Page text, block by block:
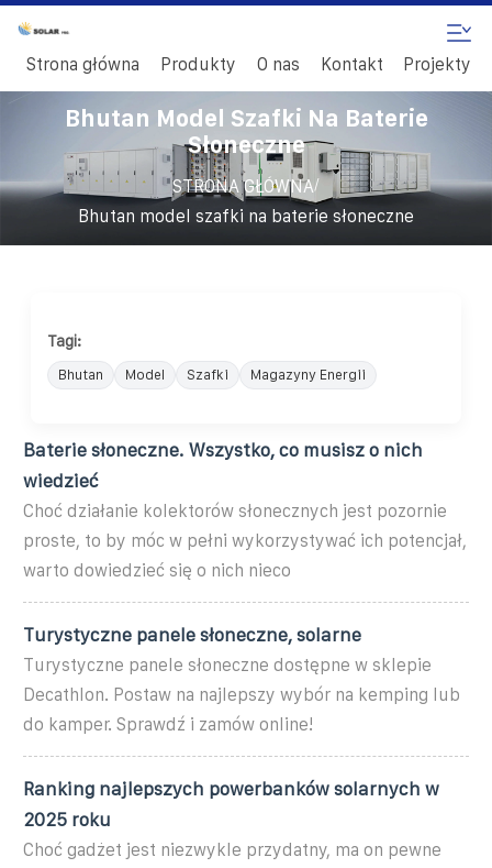
Strona główna Produkty O nas Kontakt Projekty
Bhutan Model Szafki Na Baterie
Słoneczne
STRONA GŁÓWNA/
Bhutan model szafki na baterie słoneczne
Tagi:
Bhutan Model Szafki Magazyny Energii
Baterie słoneczne. Wszystko, co musisz o nich
wiedzieć
Choć działanie kolektorów słonecznych jest pozornie
proste, to by móc w pełni wykorzystywać ich potencjał,
warto dowiedzieć się o nich nieco
Turystyczne panele słoneczne, solarne
Turystyczne panele słoneczne dostępne w sklepie
Decathlon. Postaw na najlepszy wybór na kemping lub
do kamper. Sprawdź i zamów online!
Ranking najlepszych powerbanków solarnych w
2025 roku
Choć gadżet jest niezwykle przydatny, ma on pewne